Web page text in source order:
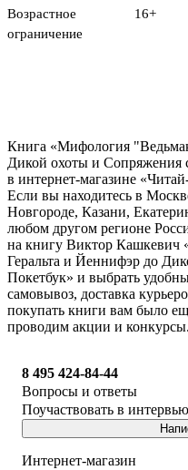
Возрастное
ограничение
16+
Книга «Мифология
Дикой охоты и Сопряжения
в интернет-магазине
Если вы находитесь в
Новгороде, Казани,
любом другом регионе
на книгу Виктор
Геральта и Йеннифэр до
Покетбук» и выбрать
самовывоз, доставка
покупать книги вам было
проводим акции и конкурсы.
8 495 424-84-44
Вопросы и ответы
Поучаствовать в интервью
Интернет-магазин